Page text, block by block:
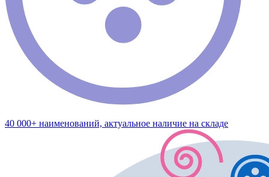
40 000+ наименований, актуальное наличие на складе